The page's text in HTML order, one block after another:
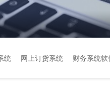
统 网上订货系统 财务系统软